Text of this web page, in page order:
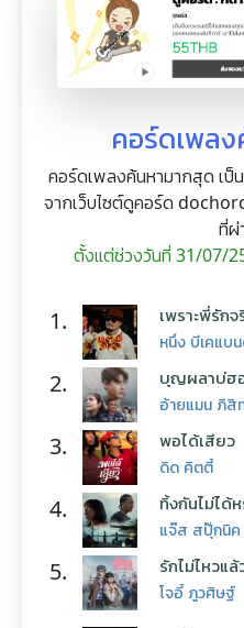
คอร์ดเพล
คอร์ดเพลงค้นหามากสุด เป็
จากเว็บไซต์ดูคอร์ด
ที่ผ่
ตั้งแต่ช่วงวันที่ 31/07/
1. เพราะพี่รักจ
หนึ่ง บีเคแบ
2. บุญผลาบ่ฮ
อ้ายแมน ภิสิ
3. พอได้เสียว
ดิด คิตตี้
4. ทิ้งกันไม่ได้
แจ๊ส สปุ๊กนิค
5. รักไม่ไหวแล้
โจอี้ ภูวศิษฐ์